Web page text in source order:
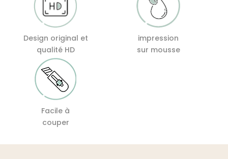
Design original et
qualité HD
impression
sur mousse
Facile à
couper